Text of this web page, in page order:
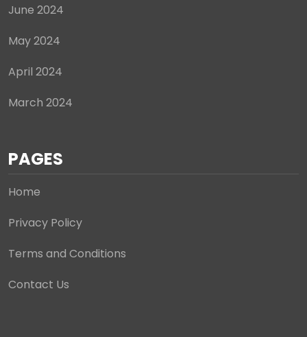
June 2024
May 2024
April 2024
March 2024
PAGES
Home
Privacy Policy
Terms and Conditions
Contact Us